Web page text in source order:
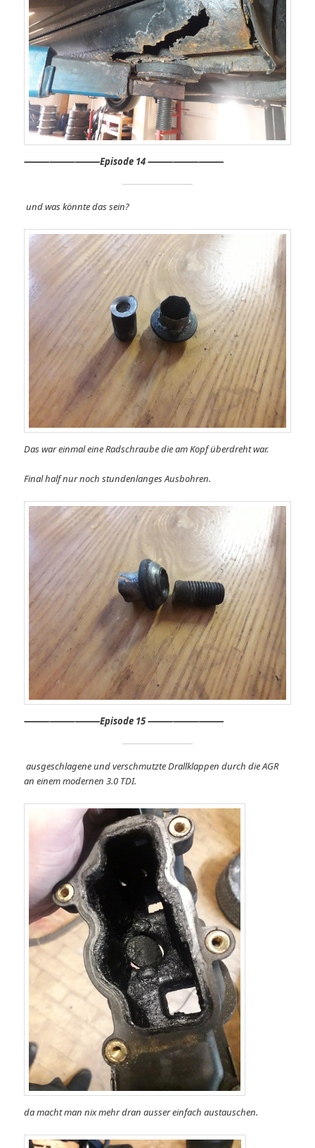
⸻⸻⸻Episode 14 ⸻⸻⸻
und was könnte das sein?
Das war einmal eine Radschraube die am Kopf überdreht war.
Final half nur noch stundenlanges Ausbohren.
⸻⸻⸻Episode 15 ⸻⸻⸻
ausgeschlagene und verschmutzte Drallklappen durch die AGR
an einem modernen 3.0 TDI.
da macht man nix mehr dran ausser einfach austauschen.